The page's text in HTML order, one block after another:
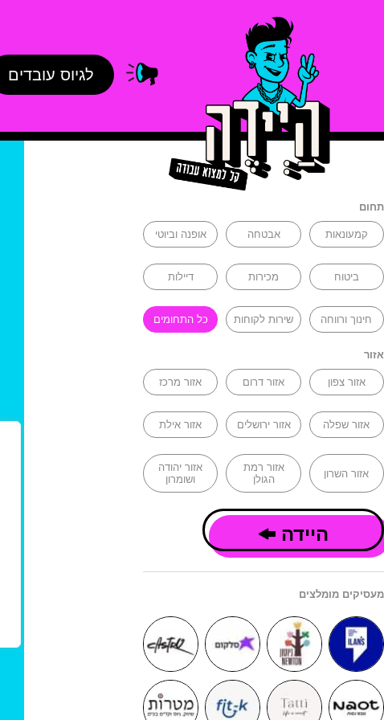
לגיוס עובדים
תחום
קמעונאות אבטחה אופנה וביוטי
ביטוח מכירות דיילות
חינוך ורווחה שירות לקוחות כל התחומים
אזור
אזור צפון אזור דרום אזור מרכז
אזור שפלה אזור ירושלים אזור אילת
אזור השרון
אזור רמת
הגולן
אזור יהודה
ושומרון
היידה
מעסיקים מומלצים